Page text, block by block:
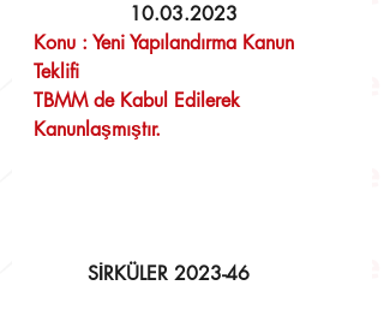
  10.03.2023
Konu : Yeni Yapılandırma Kanun
Teklifi
TBMM de Kabul Edilerek
Kanunlaşmıştır.
SİRKÜLER 2023-46